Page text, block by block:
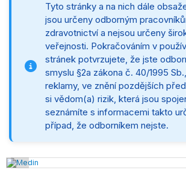
Tyto stránky a na nich dále
jsou určeny odborným
zdravotnictví a nejsou určeny
veřejnosti. Pokračováním v
stránek potvrzujete, že jste
smyslu §2a zákona č. 40/1995
reklamy, ve znění pozdějších
si vědom(a) rizik, která jsou
seznámíte s informacemi takto
případ, že odborníkem nejste.
‹